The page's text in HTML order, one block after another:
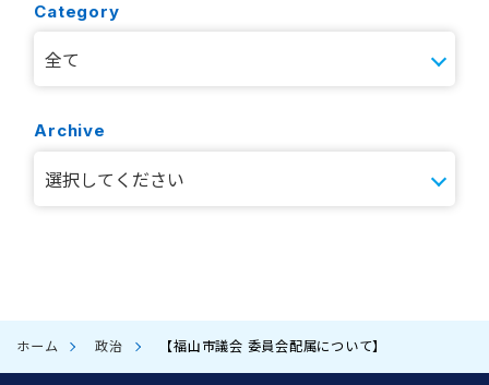
Category
Archive
ホーム 政治 【福山市議会 委員会配属について】